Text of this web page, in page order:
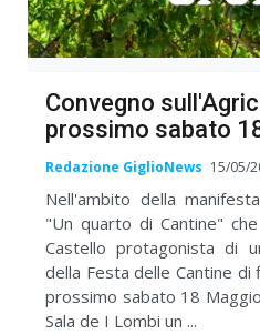
Convegno
prossimo sabato
Redazione GiglioNews 15/05/
Nell'ambito della
"Un quarto di Cantine"
Castello protagonista di
della Festa delle Cantine
prossimo sabato 18
Sala de I Lombi un ...